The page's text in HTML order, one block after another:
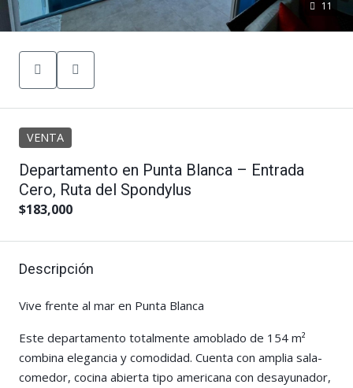
11
VENTA
Departamento en Punta Blanca – Entrada
Cero, Ruta del Spondylus
$183,000
Descripción
Vive frente al mar en Punta Blanca
Este departamento totalmente amoblado de 154 m²
combina elegancia y comodidad. Cuenta con amplia sala-
comedor, cocina abierta tipo americana con desayunador,